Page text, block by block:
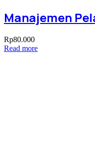
Manajemen
Rp80.000
Read more